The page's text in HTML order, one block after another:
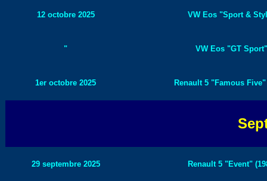
12 octobre 2025 VW Eos "Sport &
" VW Eos "GT
1er octobre 2025 Renault 5 "Famous
29 septembre 2025 Renault 5 "Event"